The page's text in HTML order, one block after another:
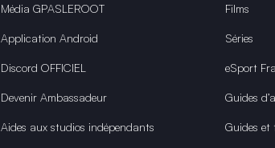
Média GPASLEROOT
Application Android
Discord OFFICIEL
Devenir Ambassadeur
Aides aux studios indépendants
Films
Séries
eSport
Guides
Guides et